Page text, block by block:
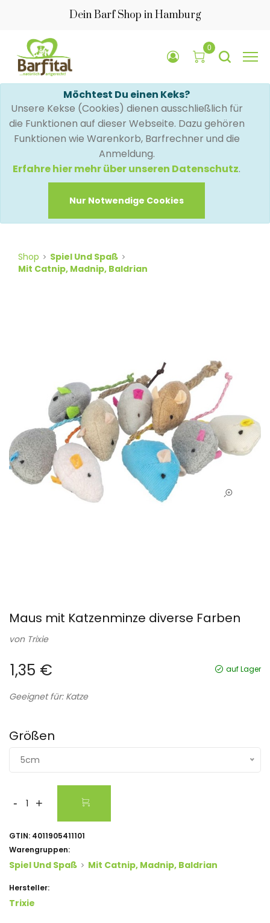
Dein Barf Shop in Hamburg
0
Möchtest Du einen Keks?
Unsere Kekse (Cookies) dienen ausschließlich für
die Funktionen auf dieser Webseite. Dazu gehören
Funktionen wie Warenkorb, Barfrechner und die
Anmeldung.
Erfahre hier mehr über unseren Datenschutz.
Nur Notwendige Cookies
Shop
Spiel Und Spaß
Mit Catnip, Madnip, Baldrian
Maus mit Katzenminze diverse Farben
von Trixie
1,35 € auf Lager
Geeignet für: Katze
Größen
5cm
- +
GTIN: 4011905411101
Warengruppen:
Spiel Und Spaß Mit Catnip, Madnip, Baldrian
Hersteller:
Trixie